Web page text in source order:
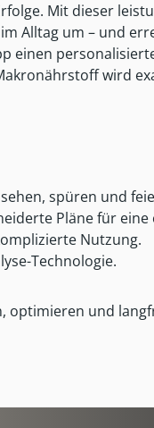
Mit dieser
Alltag um – und
einen
wird
sehen, spüren und
Pläne für
Nutzung.
Technologie.
optimieren und